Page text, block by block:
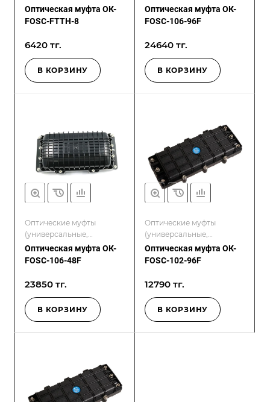
проходные, герметичные)
Оптическая муфта ОК-
FOSC-FTTH-8
6420 тг.
В КОРЗИНУ
проходные, герметичные)
Оптическая муфта ОК-
FOSC-106-96F
24640 тг.
В КОРЗИНУ
Оптические муфты
(универсальные,
проходные, герметичные)
Оптическая муфта ОК-
FOSC-106-48F
23850 тг.
В КОРЗИНУ
Оптические муфты
(универсальные,
проходные, герметичные)
Оптическая муфта ОК-
FOSC-102-96F
12790 тг.
В КОРЗИНУ